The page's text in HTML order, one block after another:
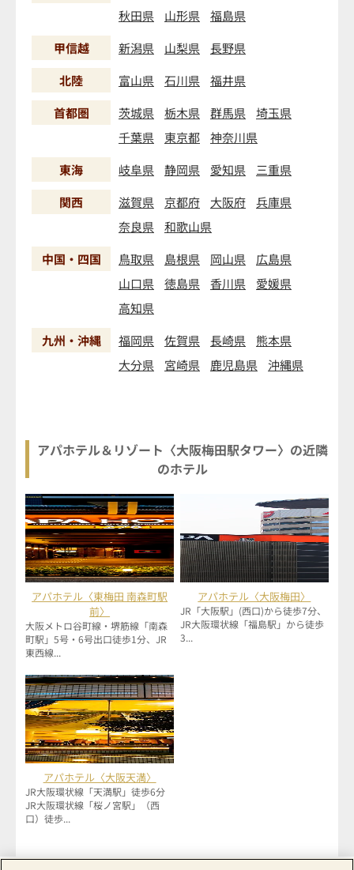
秋田県
山形県
福島県
甲信越
新潟県 山梨県
長野県
北陸
富山県 石川県
福井県
首都圏
茨城県 栃木県 群馬県
埼玉県
千葉県
東京都
神奈川県
東海
岐阜県 静岡県 愛知県
三重県
関西
滋賀県 京都府 大阪府
兵庫県
奈良県
和歌山県
中国・四国
鳥取県 島根県 岡山県
広島県
山口県
徳島県 香川県
愛媛県
高知県
九州・沖縄
福岡県 佐賀県 長崎県
熊本県
大分県
宮崎県 鹿児島県 沖縄県
アパホテル＆リゾート〈大阪梅田駅タワー〉の近隣
のホテル
アパホテル〈東梅田 南森町駅
前〉
大阪メトロ谷町線・堺筋線「南森
町駅」5号・6号出口徒歩1分、JR
東西線...
アパホテル〈大阪梅田〉
JR「大阪駅」(西口)から徒歩7分、
JR大阪環状線「福島駅」から徒歩
3...
アパホテル〈大阪天満〉
JR大阪環状線「天満駅」徒歩6分
JR大阪環状線「桜ノ宮駅」（西
口）徒歩...